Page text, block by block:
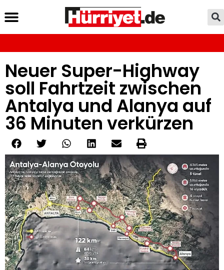
Neuer Super-Highway
soll Fahrtzeit zwischen
Antalya und Alanya auf
36 Minuten verkürzen